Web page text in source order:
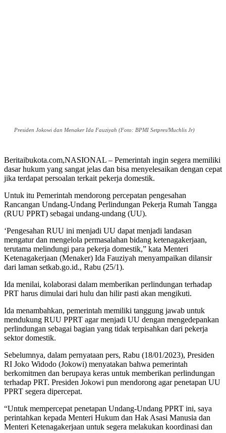
Presiden Jokowi dan Menaker Ida Fauziyah (Foto: BPMI Setpres/Muchlis Jr)
Beritaibukota.com,NASIONAL – Pemerintah ingin segera memiliki
dasar hukum yang sangat jelas dan bisa menyelesaikan dengan cepat
jika terdapat persoalan terkait pekerja domestik.
Untuk itu Pemerintah mendorong percepatan pengesahan
Rancangan Undang-Undang Perlindungan Pekerja Rumah Tangga
(RUU PPRT) sebagai undang-undang (UU).
‘Pengesahan RUU ini menjadi UU dapat menjadi landasan
mengatur dan mengelola permasalahan bidang ketenagakerjaan,
terutama melindungi para pekerja domestik,” kata Menteri
Ketenagakerjaan (Menaker) Ida Fauziyah menyampaikan dilansir
dari laman setkab.go.id., Rabu (25/1).
Ida menilai, kolaborasi dalam memberikan perlindungan terhadap
PRT harus dimulai dari hulu dan hilir pasti akan mengikuti.
Ida menambahkan, pemerintah memiliki tanggung jawab untuk
mendukung RUU PPRT agar menjadi UU dengan mengedepankan
perlindungan sebagai bagian yang tidak terpisahkan dari pekerja
sektor domestik.
Sebelumnya, dalam pernyataan pers, Rabu (18/01/2023), Presiden
RI Joko Widodo (Jokowi) menyatakan bahwa pemerintah
berkomitmen dan berupaya keras untuk memberikan perlindungan
terhadap PRT. Presiden Jokowi pun mendorong agar penetapan UU
PPRT segera dipercepat.
“Untuk mempercepat penetapan Undang-Undang PPRT ini, saya
perintahkan kepada Menteri Hukum dan Hak Asasi Manusia dan
Menteri Ketenagakerjaan untuk segera melakukan koordinasi dan